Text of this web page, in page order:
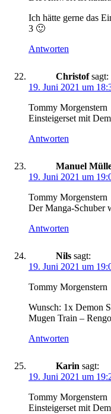
Ich hätte gerne das
3 🙂
Antworten
Christof sagt:
19. Juni 2021 um
Tommy Morgenstern
Einsteigerset mit
Antworten
Manuel
19. Juni 2021 um
Tommy Morgenstern
Der Manga-Schuber
Antworten
Nils sagt:
19. Juni 2021 um
Tommy Morgenstern
Wunsch: 1x Demon
Mugen Train –
Antworten
Karin sagt:
19. Juni 2021 um
Tommy Morgenstern
Einsteigerset mit